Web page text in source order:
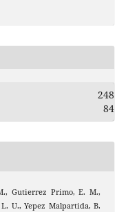
248
84
Gutierrez Primo, E. M.,
U., Yepez Malpartida, B.